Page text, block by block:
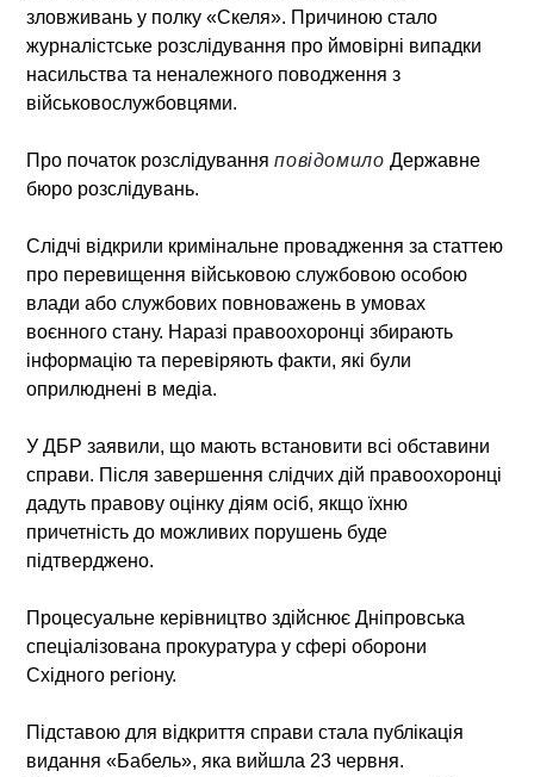
зловживань у полку «Скеля». Причиною стало
журналістське розслідування про ймовірні випадки
насильства та неналежного поводження з
військовослужбовцями.
Про початок розслідуванняповідомилоДержавне
бюро розслідувань.
Слідчі відкрили кримінальне провадження за статтею
про перевищення військовою службовою особою
влади або службових повноважень в умовах
воєнного стану. Наразі правоохоронці збирають
інформацію та перевіряють факти, які були
оприлюднені в медіа.
У ДБР заявили, що мають встановити всі обставини
справи. Після завершення слідчих дій правоохоронці
дадуть правову оцінку діям осіб, якщо їхню
причетність до можливих порушень буде
підтверджено.
Процесуальне керівництво здійснює Дніпровська
спеціалізована прокуратура у сфері оборони
Східного регіону.
Підставою для відкриття справи стала публікація
видання «Бабель», яка вийшла 23 червня.